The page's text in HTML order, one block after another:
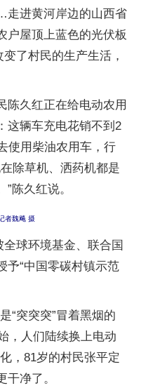
进黄河岸边的山西省
户屋顶上蓝色的光伏板
了村民的生产生活，
陈久红正在给电动农用
这辆车充电花销不到2
使用柴油农用车，行
除草机、洒药机都是
陈久红说。
者魏飚 摄
球环境基金、联合国
予“中国零碳村镇示范
“突突突”冒着黑烟的
，人们陆续换上电动
，81岁的村民张平定
净了。